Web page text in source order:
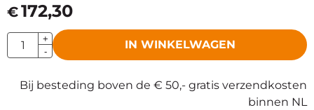
€172,30
Aantal
+
-
IN WINKELWAGEN
Bij besteding boven de € 50,- gratis verzendkosten
binnen NL